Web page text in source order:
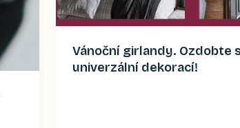
Vánoční girlandy. Ozdobte
univerzální dekorací!